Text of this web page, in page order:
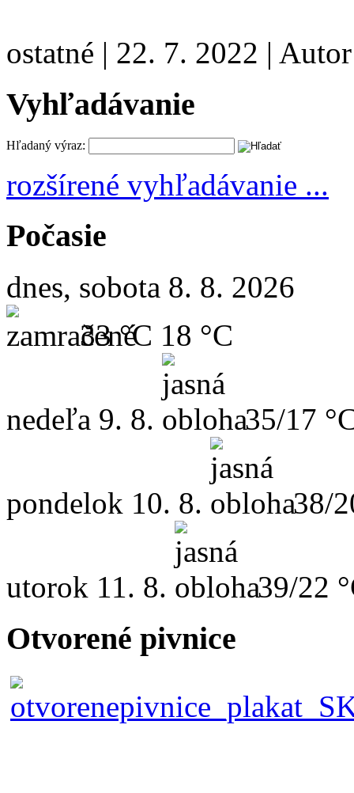
ostatné | 22. 7. 2022 |
Vyhľadávanie
Hľadaný výraz:
rozšírené vyhľadávanie ...
Počasie
dnes, sobota 8. 8. 2026
33 °C 18 °C
nedeľa 9. 8. 35/17
pondelok 10. 8. 38/
utorok 11. 8. 39/22
Otvorené pivnice